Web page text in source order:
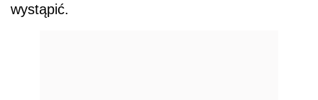
wystąpić.